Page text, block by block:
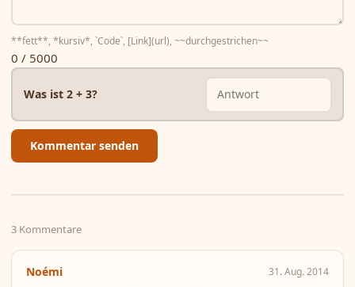
**fett**, *kursiv*, `Code`, [Link](url), ~~durchgestrichen~~
0 / 5000
Was ist 2 + 3?
Kommentar senden
3 Kommentare
Noémi 31. Aug. 2014